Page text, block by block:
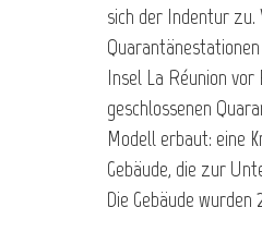
sich der Indentur zu.
Insel La Réunion vor
geschlossenen
Modell erbaut: eine
Gebäude, die zur
Die Gebäude